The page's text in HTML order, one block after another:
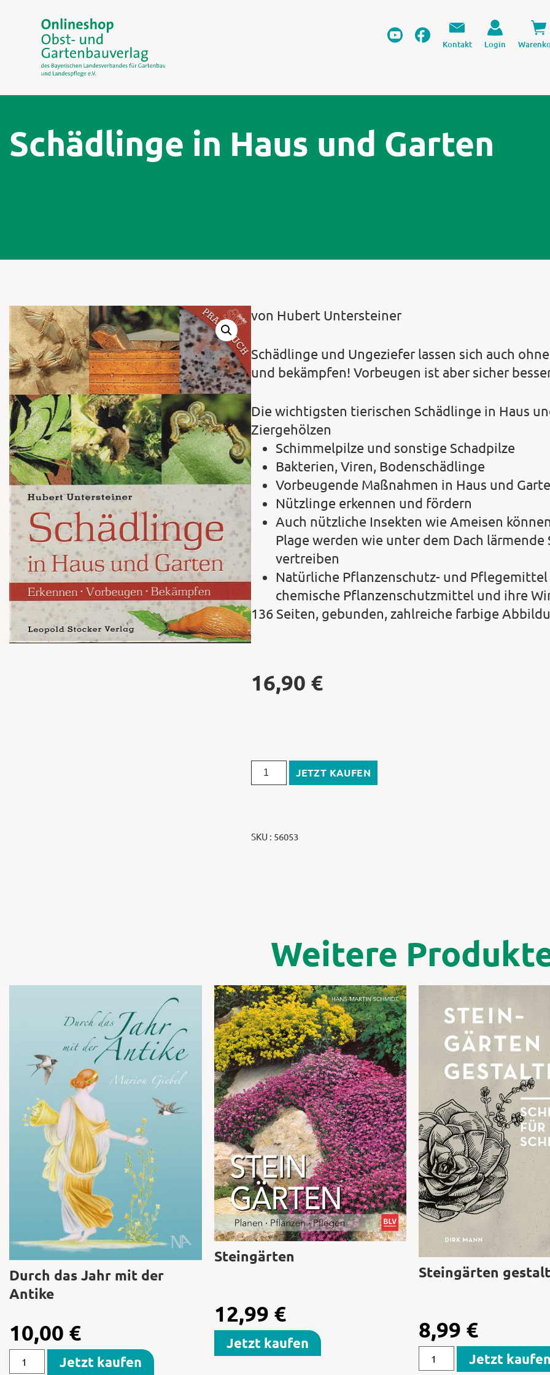
Kontakt Login
Schädlinge in Haus und Garten
von Hubert Untersteiner
Schädlinge und Ungeziefer lassen sich auch
und bekämpfen! Vorbeugen ist aber sicher
Die wichtigsten tierischen Schädlinge in Haus
Ziergehölzen
Schimmelpilze und sonstige Schadpilze
Bakterien, Viren, Bodenschädlinge
Vorbeugende Maßnahmen in Haus und
Nützlinge erkennen und fördern
Auch nützliche Insekten wie Ameisen
Plage werden wie unter dem Dach
vertreiben
Natürliche Pflanzenschutz- und Pflegemittel
chemische Pflanzenschutzmittel und ihre
136 Seiten, gebunden, zahlreiche farbige
16,90 €
JETZT KAUFEN
SKU : 56053
Weitere
Durch das Jahr mit der
Antike
10,00 €
Jetzt kaufen
Steingärten
12,99 €
Jetzt kaufen
Steingärten
8,99 €
Jetzt